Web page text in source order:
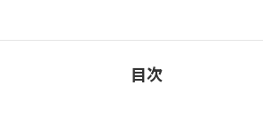
目次